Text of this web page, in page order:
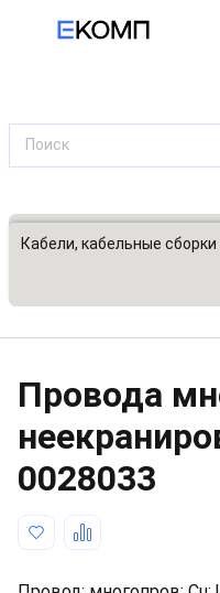
Все категории
Кабели, кабельные сборки
Провода
0028033